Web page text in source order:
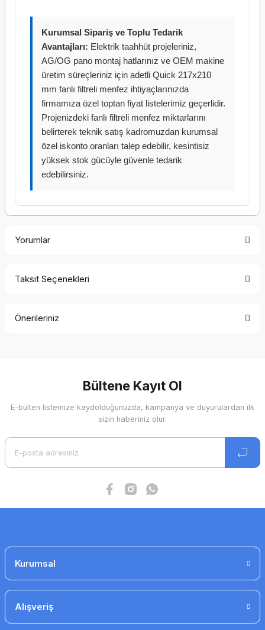
Kurumsal Sipariş ve Toplu Tedarik
Avantajları: Elektrik taahhüt projeleriniz,
AG/OG pano montaj hatlarınız ve OEM makine
üretim süreçleriniz için adetli Quick 217x210
mm fanlı filtreli menfez ihtiyaçlarınızda
firmamıza özel toptan fiyat listelerimiz geçerlidir.
Projenizdeki fanlı filtreli menfez miktarlarını
belirterek teknik satış kadromuzdan kurumsal
özel iskonto oranları talep edebilir, kesintisiz
yüksek stok gücüyle güvenle tedarik
edebilirsiniz.
Yorumlar
Taksit Seçenekleri
Önerileriniz
Görüş ve önerileriniz için teşekkür ederiz.
Ürün resmi kalitesiz, bozuk veya görüntülenemiyor.
Bültene Kayıt Ol
E-bülten listemize kaydolduğunuzda, kampanya ve duyurulardan ilk
sizin haberiniz olur.
Kurumsal
Alışveriş